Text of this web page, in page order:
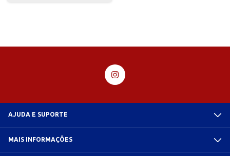
AJUDA E SUPORTE
MAIS INFORMAÇÕES